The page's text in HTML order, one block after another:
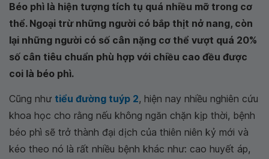
Béo phì là hiện tượng tích tụ quá nhiều mỡ trong cơ
thể. Ngoại trừ những người có bắp thịt nở nang, còn
lại những người có số cân nặng cơ thể vượt quá 20%
số cân tiêu chuẩn phù hợp với chiều cao đều được
coi là béo phì.
Cũng như tiểu đường tuýp 2, hiện nay nhiều nghiên cứu
khoa học cho rằng nếu không ngăn chặn kịp thời, bệnh
béo phì sẽ trở thành đại dịch của thiên niên kỷ mới và
kéo theo nó là rất nhiều bệnh khác như: cao huyết áp,